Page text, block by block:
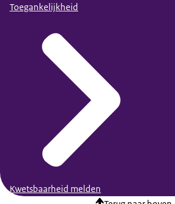
Toegankelijkheid
Kwetsbaarheid melden